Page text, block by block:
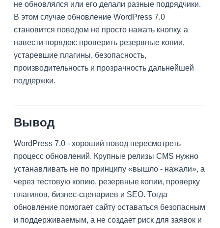
не обновлялся или его делали разные подрядчики.
В этом случае обновление WordPress 7.0
становится поводом не просто нажать кнопку, а
навести порядок: проверить резервные копии,
устаревшие плагины, безопасность,
производительность и прозрачность дальнейшей
поддержки.
Вывод
WordPress 7.0 - хороший повод пересмотреть
процесс обновлений. Крупные релизы CMS нужно
устанавливать не по принципу «вышло - нажали», а
через тестовую копию, резервные копии, проверку
плагинов, бизнес-сценариев и SEO. Тогда
обновление помогает сайту оставаться безопасным
и поддерживаемым, а не создает риск для заявок и